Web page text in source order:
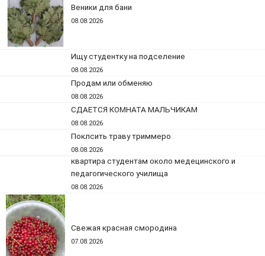
Веники для бани
08.08.2026
Ищу студентку на подселение
08.08.2026
Продам или обменяю
08.08.2026
СДАЕТСЯ КОМНАТА МАЛЬЧИКАМ
08.08.2026
Поклсить траву триммеро
08.08.2026
квартира студентам около медецинского и
педагогического училища
08.08.2026
Свежая красная смородина
07.08.2026